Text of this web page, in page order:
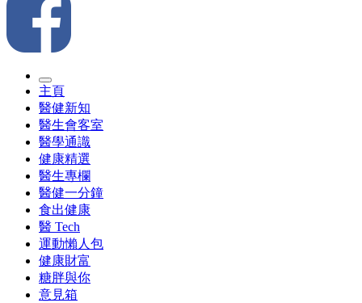
主頁
醫健新知
醫生會客室
醫學通識
健康精選
醫生專欄
醫健一分鐘
食出健康
醫 Tech
運動懶人包
健康財富
糖胖與你
意見箱